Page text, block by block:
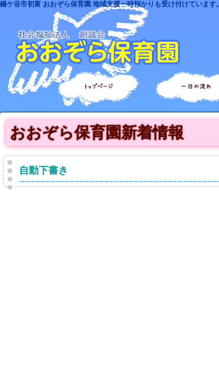
鎌ケ谷市初富 おおぞら保育園 地域支援一時預かりも受け付けています
トップページ 一日の流れ
おおぞら保育園新着情報
自動下書き